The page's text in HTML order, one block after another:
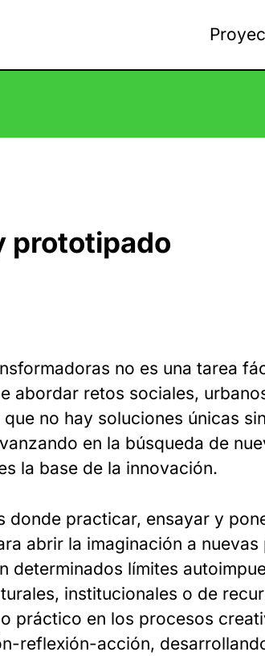
prototipado
no es una tarea
abordar retos sociales,
no hay soluciones únicas
en la búsqueda de
la base de la innovación.
donde practicar, ensayar y
abrir la imaginación a
determinados límites
institucionales o de
práctico en los procesos
reflexión-acción,